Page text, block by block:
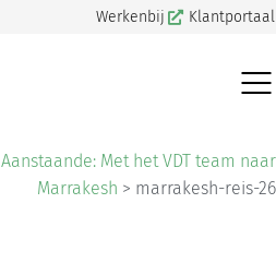
Werkenbij Klantportaal
Aanstaande: Met het VDT team naar
Marrakesh > marrakesh-reis-26